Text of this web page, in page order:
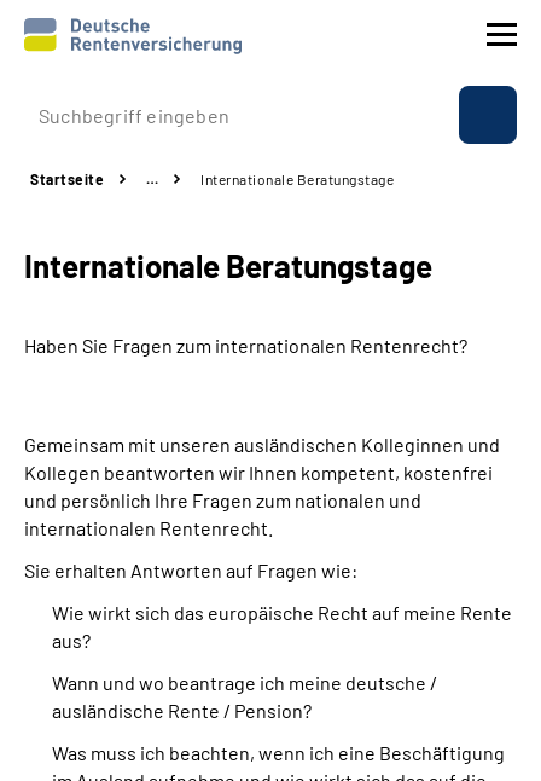
Prävention
Rente
Beratung & Kontakt
Über uns & Presse
Online-Services
Startseite … Internationale Beratungstage
Internationale Beratungstage
Haben Sie Fragen zum internationalen Rentenrecht?
Gemeinsam mit unseren ausländischen Kolleginnen und
Kollegen beantworten wir Ihnen kompetent, kostenfrei
und persönlich Ihre Fragen zum nationalen und
internationalen Rentenrecht.
Sie erhalten Antworten auf Fragen wie:
Wie wirkt sich das europäische Recht auf meine Rente
aus?
Wann und wo beantrage ich meine deutsche /
ausländische Rente / Pension?
Was muss ich beachten, wenn ich eine Beschäftigung